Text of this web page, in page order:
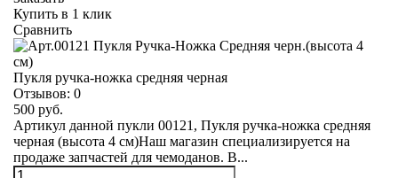
Купить в 1 клик
Сравнить
Пукля ручка-ножка средняя черная
Отзывов: 0
500 руб.
Артикул данной пукли 00121, Пукля ручка-ножка средняя
черная (высота 4 см)Наш магазин специализируется на
продаже запчастей для чемоданов. В...